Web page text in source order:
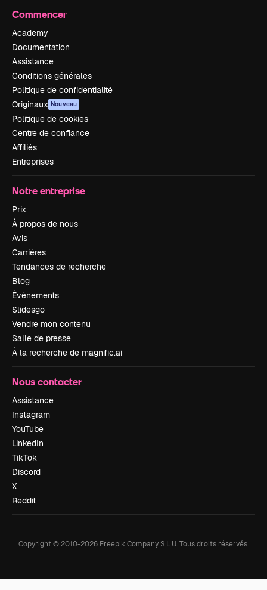
Commencer
Academy
Documentation
Assistance
Conditions générales
Politique de confidentialité
Originaux Nouveau
Politique de cookies
Centre de confiance
Affiliés
Entreprises
Notre entreprise
Prix
À propos de nous
Avis
Carrières
Tendances de recherche
Blog
Événements
Slidesgo
Vendre mon contenu
Salle de presse
À la recherche de magnific.ai
Nous contacter
Assistance
Instagram
YouTube
LinkedIn
TikTok
Discord
X
Reddit
Copyright © 2010-2026 Freepik Company S.L.U.Tous droits réservés.